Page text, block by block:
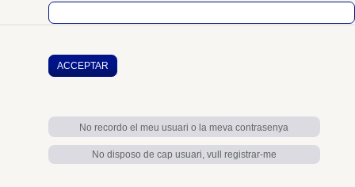
No recordo el meu usuari o la meva contrasenya
No disposo de cap usuari, vull registrar-me